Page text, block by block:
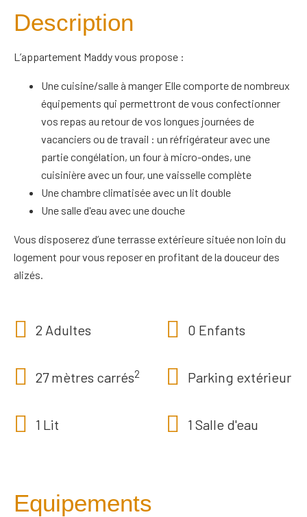
Description
L’appartement Maddy vous propose :
Une cuisine/salle à manger Elle comporte de nombreux
équipements qui permettront de vous confectionner
vos repas au retour de vos longues journées de
vacanciers ou de travail : un réfrigérateur avec une
partie congélation, un four à micro-ondes, une
cuisinière avec un four, une vaisselle complète
Une chambre climatisée avec un lit double
Une salle d'eau avec une douche
Vous disposerez d’une terrasse extérieure située non loin du
logement pour vous reposer en profitant de la douceur des
alizés.
2 Adultes 0 Enfants
27 mètres carrés2 Parking extérieur
1 Lit 1 Salle d'eau
Equipements